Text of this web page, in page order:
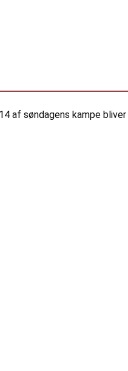
af søndagens kampe